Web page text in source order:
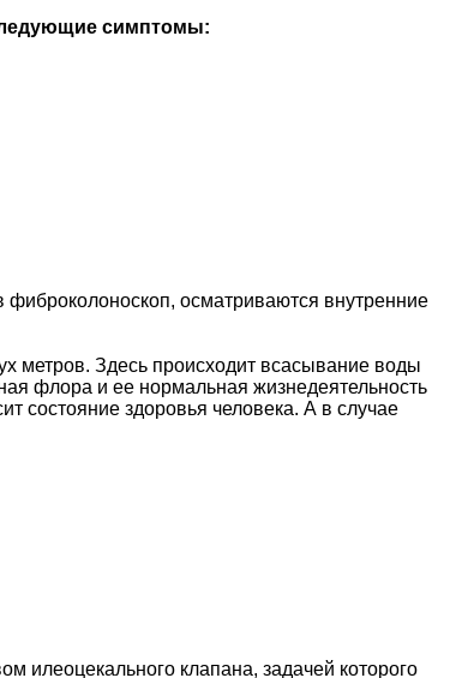
симптомы:
осматриваются внутренние
метров. Здесь происходит всасывание воды
флора и ее нормальная жизнедеятельность
состояние здоровья человека. А в случае
илеоцекального клапана, задачей которого